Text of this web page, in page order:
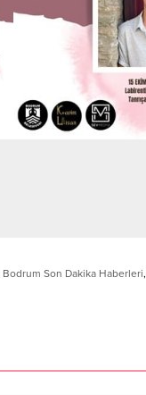
Bodrum Son Dakika Haberleri,